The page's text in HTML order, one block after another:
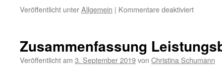
Veröffentlicht unterAllgemein | Kommentare deaktiviertfür
Zusammenfassung
Veröffentlicht am 3. September 2019von Christina Schumann